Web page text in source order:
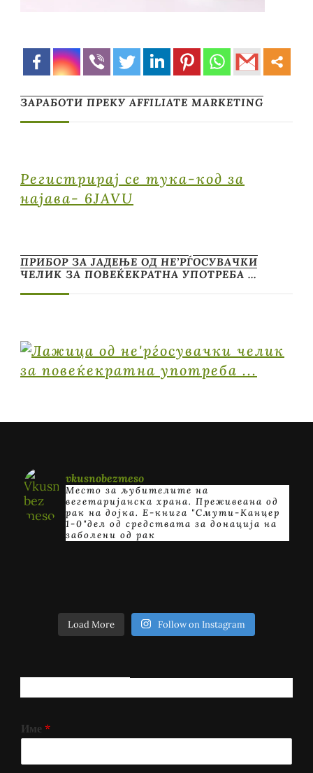
ЗАРАБОТИ ПРЕКУ AFFILIATE MARKETING
Регистрирај се тука-код за
најава- 6JAVU
ПРИБОР ЗА ЈАДЕЊЕ ОД НЕ’РЃОСУВАЧКИ
ЧЕЛИК ЗА ПОВЕЌЕКРАТНА УПОТРЕБА …
vkusnobezmeso
Место за љубителите на
вегетаријанска храна. Преживеана од
рак на дојка. E-книга "Смути-Канцер
1-0"дел од средствата за донација на
заболени од рак
Load More Follow on Instagram
Име *